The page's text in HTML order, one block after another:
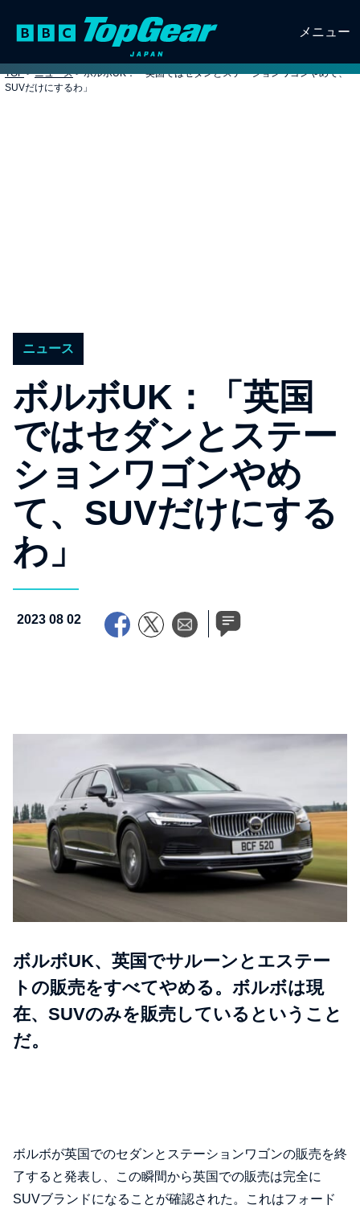
メニュー
TOP > ニュース > ボルボUK：「英国ではセダンとステーションワゴンやめて、
SUVだけにするわ」
ニュース
ボルボUK：「英国
ではセダンとステー
ションワゴンやめ
て、SUVだけにする
わ」
2023 08 02
ボルボUK、英国でサルーンとエステー
トの販売をすべてやめる。ボルボは現
在、SUVのみを販売しているということ
だ。
ボルボが英国でのセダンとステーションワゴンの販売を終
了すると発表し、この瞬間から英国での販売は完全に
SUVブランドになることが確認された。これはフォード